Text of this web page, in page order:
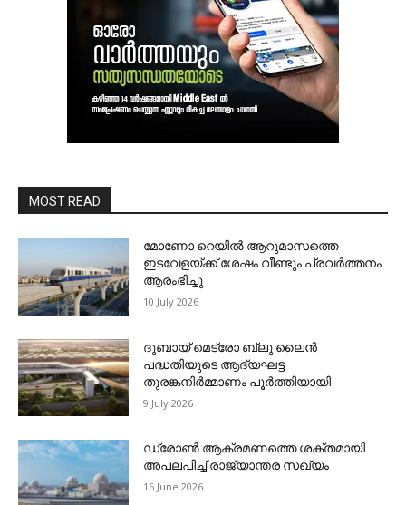
MOST READ
മോണോ റെയില്‍ ആറുമാസത്തെ
ഇടവേളയ്ക്ക് ശേഷം വീണ്ടും പ്രവര്‍ത്തനം
ആരംഭിച്ചു
10 July 2026
ദുബായ് മെട്രോ ബ്ലു ലൈന്‍
പദ്ധതിയുടെ ആദ്യഘട്ട
തുരങ്കനിര്‍മ്മാണം പൂര്‍ത്തിയായി
9 July 2026
ഡ്രോണ്‍ ആക്രമണത്തെ ശക്തമായി
അപലപിച്ച് രാജ്യാന്തര സഖ്യം
16 June 2026